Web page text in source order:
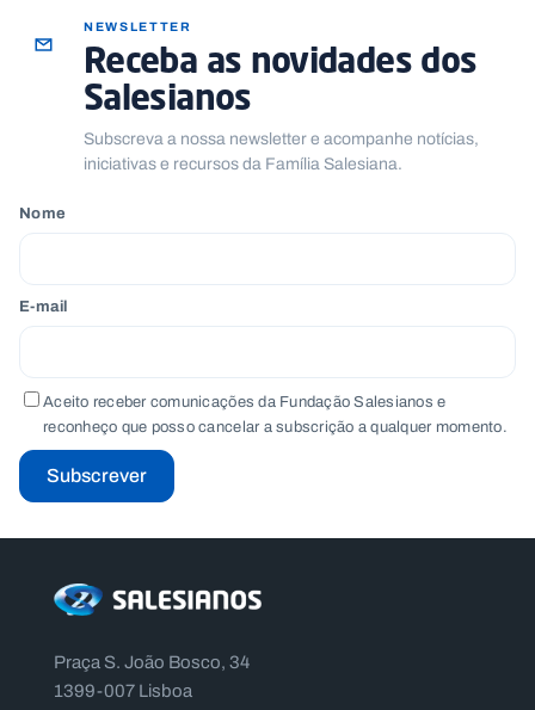
NEWSLETTER
Receba as novidades dos
Salesianos
Subscreva a nossa newsletter e acompanhe notícias,
iniciativas e recursos da Família Salesiana.
Nome
E-mail
Aceito receber comunicações da Fundação Salesianos e
reconheço que posso cancelar a subscrição a qualquer momento.
Subscrever
Praça S. João Bosco, 34
1399-007 Lisboa